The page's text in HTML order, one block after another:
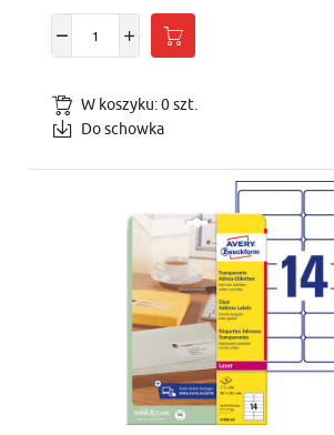
W koszyku:0szt.
Do schowka